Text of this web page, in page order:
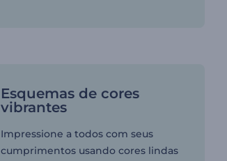
Esquemas de cores
vibrantes
Impressione a todos com seus
cumprimentos usando cores lindas